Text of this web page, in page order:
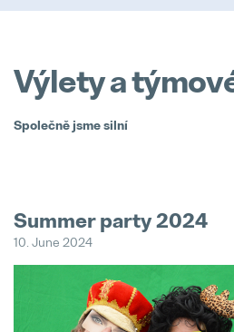
Výlety a
Společně jsme silní
Summer party 2024
10. June 2024